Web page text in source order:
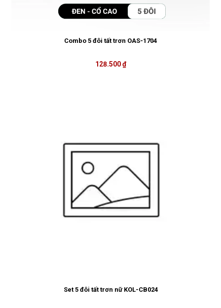
Combo 5 đôi tất trơn OAS-1704
128.500 ₫
Set 5 đôi tất trơn nữ KOL-CB024